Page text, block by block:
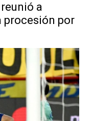
a
procesión por